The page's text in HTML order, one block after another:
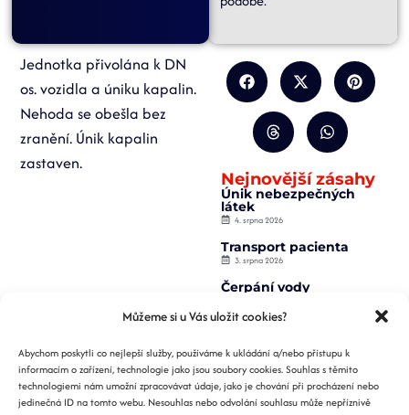
Můžeme si u Vás uložit cookies?
Abychom poskytli co nejlepší služby, používáme k ukládání a/nebo přístupu k
informacím o zařízení, technologie jako jsou soubory cookies. Souhlas s těmito
technologiemi nám umožní zpracovávat údaje, jako je chování při procházení nebo
jedinečná ID na tomto webu. Nesouhlas nebo odvolání souhlasu může nepříznivě
Jednotka přivolána k DN
os. vozidla a úniku kapalin.
Nehoda se obešla bez
zranění. Únik kapalin
zastaven.
Nejnovější zásahy
Únik nebezpečných
látek
4. srpna 2026
Transport pacienta
3. srpna 2026
Čerpání vody
Záchrana osoby z
2. srpna 2026
Požár nízké budovy
1. srpna 2026